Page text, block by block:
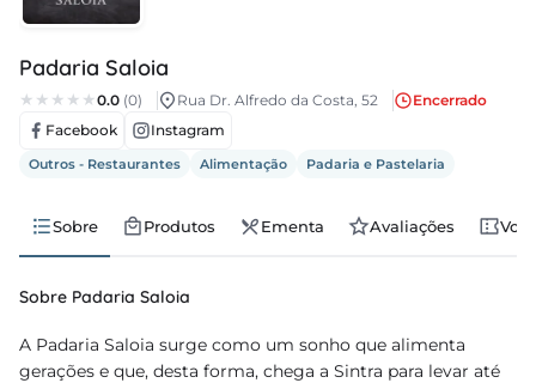
Padaria Saloia
0.0 (0) Rua Dr. Alfredo da Costa, 52
Encerrado
Facebook
Instagram
Outros - Restaurantes Alimentação Padaria e Pastelaria
Sobre Produtos Ementa Avaliações
Sobre Padaria Saloia
A Padaria Saloia surge como um sonho que alimenta
gerações e que, desta forma, chega a Sintra para levar até